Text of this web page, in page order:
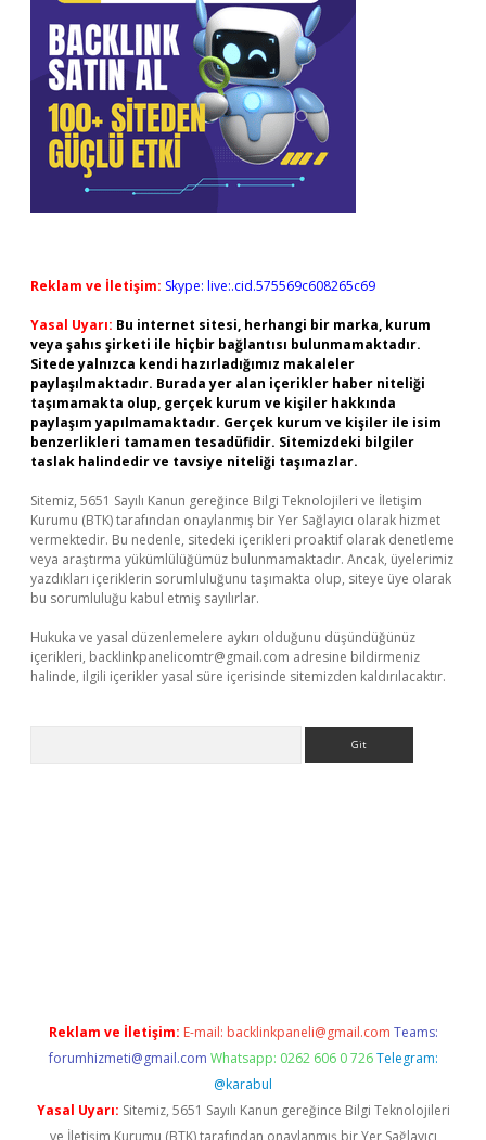
Reklam ve İletişim: Skype: live:.cid.575569c608265c69
Yasal Uyarı: Bu internet sitesi, herhangi bir marka, kurum
veya şahıs şirketi ile hiçbir bağlantısı bulunmamaktadır.
Sitede yalnızca kendi hazırladığımız makaleler
paylaşılmaktadır. Burada yer alan içerikler haber niteliği
taşımamakta olup, gerçek kurum ve kişiler hakkında
paylaşım yapılmamaktadır. Gerçek kurum ve kişiler ile isim
benzerlikleri tamamen tesadüfidir. Sitemizdeki bilgiler
taslak halindedir ve tavsiye niteliği taşımazlar.
Sitemiz, 5651 Sayılı Kanun gereğince Bilgi Teknolojileri ve İletişim
Kurumu (BTK) tarafından onaylanmış bir Yer Sağlayıcı olarak hizmet
vermektedir. Bu nedenle, sitedeki içerikleri proaktif olarak denetleme
veya araştırma yükümlülüğümüz bulunmamaktadır. Ancak, üyelerimiz
yazdıkları içeriklerin sorumluluğunu taşımakta olup, siteye üye olarak
bu sorumluluğu kabul etmiş sayılırlar.
Hukuka ve yasal düzenlemelere aykırı olduğunu düşündüğünüz
içerikleri, backlinkpanelicomtr@gmail.com adresine bildirmeniz
halinde, ilgili içerikler yasal süre içerisinde sitemizden kaldırılacaktır.
Reklam ve İletişim: E-mail: backlinkpaneli@gmail.com Teams:
forumhizmeti@gmail.com Whatsapp: 0262 606 0 726 Telegram:
@karabul
Yasal Uyarı: Sitemiz, 5651 Sayılı Kanun gereğince Bilgi Teknolojileri
ve İletişim Kurumu (BTK) tarafından onaylanmış bir Yer Sağlayıcı